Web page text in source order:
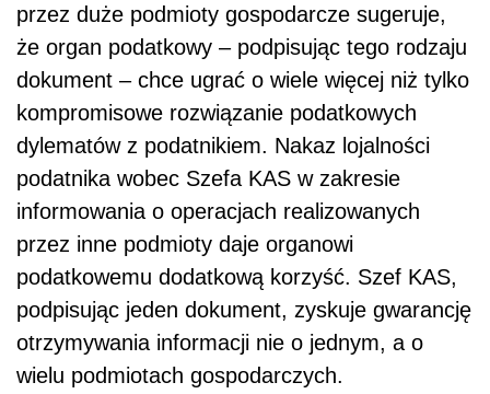
przez duże podmioty gospodarcze sugeruje,
że organ podatkowy – podpisując tego rodzaju
dokument – chce ugrać o wiele więcej niż tylko
kompromisowe rozwiązanie podatkowych
dylematów z podatnikiem. Nakaz lojalności
podatnika wobec Szefa KAS w zakresie
informowania o operacjach realizowanych
przez inne podmioty daje organowi
podatkowemu dodatkową korzyść. Szef KAS,
podpisując jeden dokument, zyskuje gwarancję
otrzymywania informacji nie o jednym, a o
wielu podmiotach gospodarczych.